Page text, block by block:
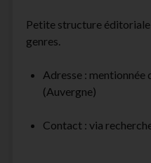
Petite structure
genres.
Adresse : mentionnée
(Auvergne)
Contact : via